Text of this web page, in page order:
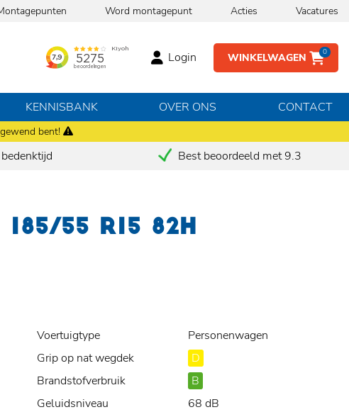
bent!
Word montagepunt Acties Vacatures
WINKELWAGEN 0
Login
KENNISBANK OVER ONS CONTACT
Best beoordeeld met 9.3
185/55 R15 82H
Voertuigtype
Personenwagen
Grip op nat wegdek
D
Brandstofverbruik
B
Geluidsniveau
68 dB